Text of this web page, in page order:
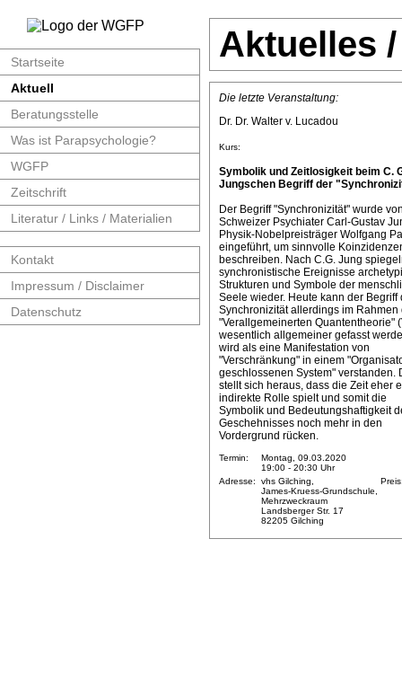
Startseite
Aktuell
Beratungsstelle
Was ist Parapsychologie?
WGFP
Zeitschrift
Literatur / Links / Materialien
Kontakt
Impressum / Disclaimer
Datenschutz
Aktuelles
Die letzte Veranstaltung:
Dr. Dr. Walter v. Lucadou
Kurs:
Symbolik und Zeitlosigkeit beim C.
Jungschen Begriff der
Der Begriff "Synchronizität" wurde
Schweizer Psychiater Carl-Gustav
Physik-Nobelpreisträger Wolfgang
eingeführt, um sinnvolle
beschreiben. Nach C.G. Jung
synchronistische Ereignisse
Strukturen und Symbole der
Seele wieder. Heute kann der Begriff
Synchronizität allerdings im Rahmen
"Verallgemeinerten Quantentheorie"
wesentlich allgemeiner gefasst
wird als eine Manifestation von
"Verschränkung" in einem
geschlossenen System" verstanden.
stellt sich heraus, dass die Zeit eher
indirekte Rolle spielt und somit die
Symbolik und Bedeutungshaftigkeit
Geschehnisses noch mehr in den
Vordergrund rücken.
Termin:
Montag, 09.03.2020
19:00 - 20:30 Uhr
Adresse:
vhs Gilching,
James-Kruess-Grundschule,
Mehrzweckraum
Landsberger Str. 17
82205 Gilching